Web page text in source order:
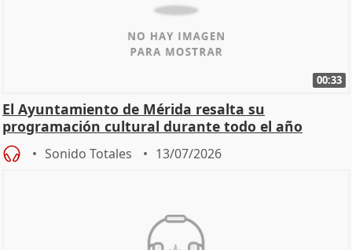
00:33
El Ayuntamiento de Mérida resalta su
programación cultural durante todo el año
Sonido Totales 13/07/2026